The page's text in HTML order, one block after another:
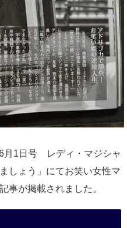
1日号 レディ・マジシャ
しょう」にてお笑い女性マ
事が掲載されました。